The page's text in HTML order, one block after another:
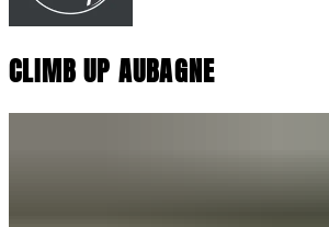
CLIMB UP AUBAGNE